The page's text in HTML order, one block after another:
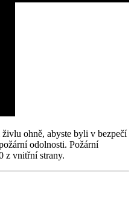
ohně, abyste byli v bezpečí
odolnosti. Požární
z vnitřní strany.